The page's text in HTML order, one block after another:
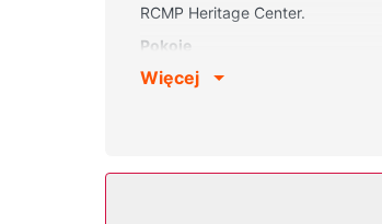
RCMP Heritage Center.
Pokoje
Poczuj się jak w domu w 112
Dostępne udogodnienia
Więcej